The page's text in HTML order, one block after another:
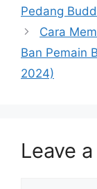
Pedang
Cara
Ban Pemain
2024)
Leave